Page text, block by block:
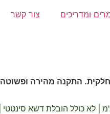
ומדריכים
צור קשר
התקנה מהירה ופשוטה
לא כולל הובלת דשא סינטטי